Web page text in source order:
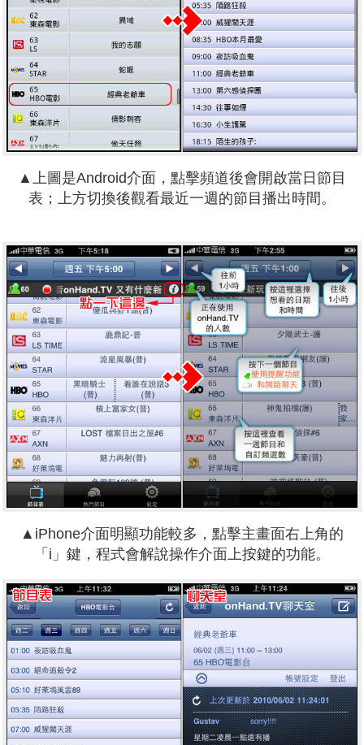
▲上圖是Android介面，點擊頻道後會開啟當日節目
表；上方切換後觀看最近一週的節目播出時間。
▲iPhone介面明顯功能較多，點擊主畫面右上角的
「i」鍵，程式會解說操作介面上按鍵的功能。